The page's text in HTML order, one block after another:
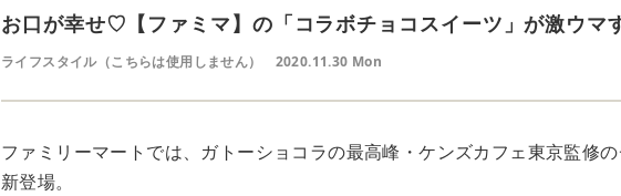
お口が幸せ♡【ファミマ】の「コラボチョコスイーツ」が激ウマ
ライフスタイル（こちらは使用しません） 2020.11.30 Mon
ファミリーマートでは、ガトーショコラの最高峰・ケンズカフェ東京監修
新登場。